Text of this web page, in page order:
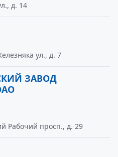
д. 14
ул., д. 7
ЗАВОД
Рабочий просп., д. 29